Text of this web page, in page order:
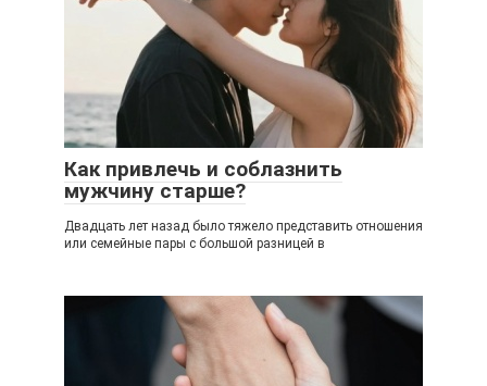
Как привлечь и соблазнить
мужчину старше?
Двадцать лет назад было тяжело представить отношения
или семейные пары с большой разницей в